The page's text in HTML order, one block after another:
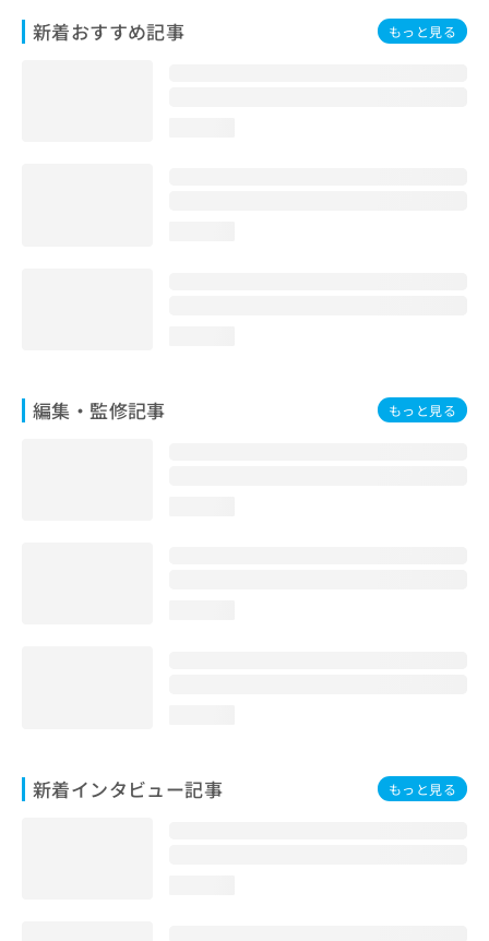
新着おすすめ記事 もっと見る
編集・監修記事 もっと見る
新着インタビュー記事 もっと見る
問